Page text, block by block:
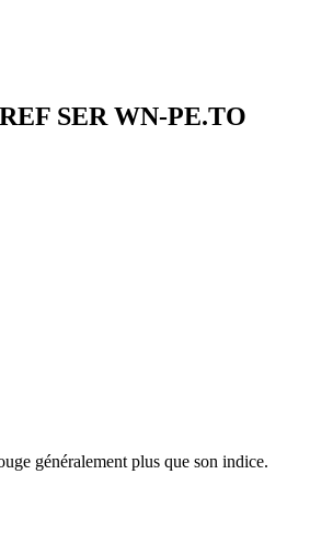
SER WN-PE.TO
généralement plus que son indice.